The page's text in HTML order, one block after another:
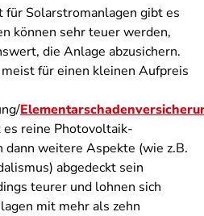
für Solarstromanlagen gibt es
können sehr teuer werden,
die Anlage abzusichern.
für einen kleinen Aufpreis
reine Photovoltaik-
dann weitere Aspekte (wie z.B.
abgedeckt sein
teurer und lohnen sich
mit mehr als zehn